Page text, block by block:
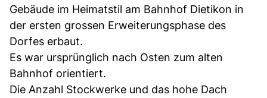
Gebäude im Heimatstil am Bahnhof Dietikon in
der ersten grossen Erweiterungsphase des
Dorfes erbaut.
Es war ursprünglich nach Osten zum alten
Bahnhof orientiert.
Die Anzahl Stockwerke und das hohe Dach